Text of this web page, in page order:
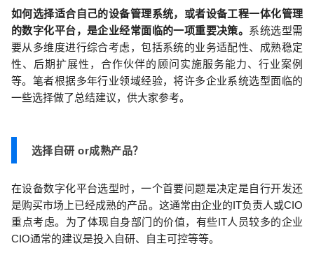
如何选择适合自己的设备管理系统，或者设备工程一体化管理
的数字化平台，是企业经常面临的一项重要决策。 系统选型需
要从多维度进行综合考虑，包括系统的业务适配性、成熟稳定
性、后期扩展性，合作伙伴的顾问实施服务能力、行业案例
等。笔者根据多年行业领域经验，将许多企业系统选型面临的
一些选择做了总结建议，供大家参考。
选择自研 or成熟产品？
在设备数字化平台选型时，一个首要问题是决定是自行开发还
是购买市场上已经成熟的产品。这通常由企业的IT负责人或CIO
重点考虑。为了体现自身部门的价值，有些IT人员较多的企业
CIO通常的建议是投入自研、自主可控等等。